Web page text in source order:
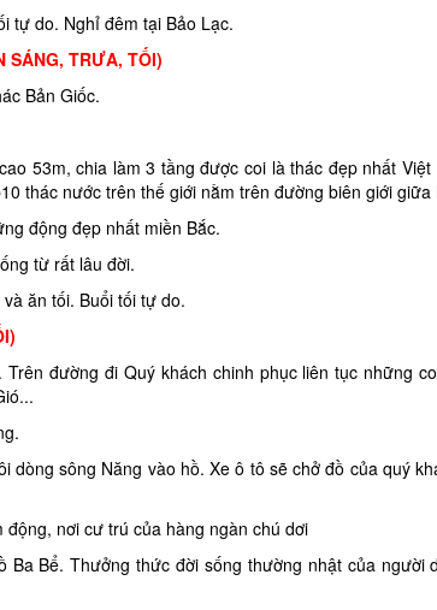
tự do. Nghỉ đêm tại Bảo Lạc.
SÁNG, TRƯA, TỐI)
Bản Giốc.
53m, chia làm 3 tầng được coi là thác đẹp nhất
thác nước trên thế giới nằm trên đường biên giới giữa
động đẹp nhất miền Bắc.
từ rất lâu đời.
ăn tối. Buổi tối tự do.
đường đi Quý khách chinh phục liên tục những
dòng sông Năng vào hồ. Xe ô tô sẽ chở đồ của quý
nơi cư trú của hàng ngàn chú dơi
Bể. Thưởng thức đời sống thường nhật của người